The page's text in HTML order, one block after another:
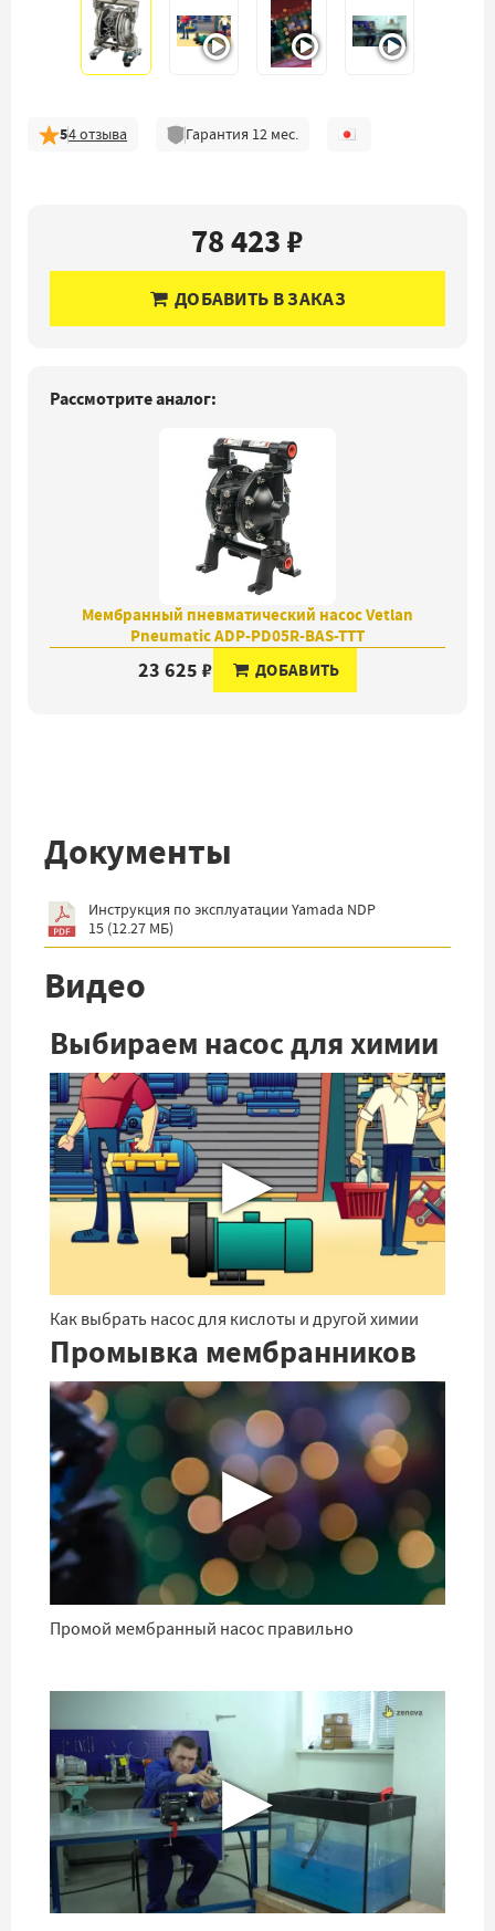
54отзыва Гарантия 12мес.
78 423 ₽
ДОБАВИТЬ В ЗАКАЗ
Рассмотрите аналог:
Мембранный пневматический насос Vetlan
Pneumatic ADP-PD05R-BAS-TTT
23 625 ₽ ДОБАВИТЬ
Документы
Инструкция по эксплуатации Yamada NDP
15 (12.27 МБ)
Видео
Выбираем насос для химии
▶
Как выбрать насос для кислоты и другой химии
Промывка мембранников
▶
Промой мембранный насос правильно
▶